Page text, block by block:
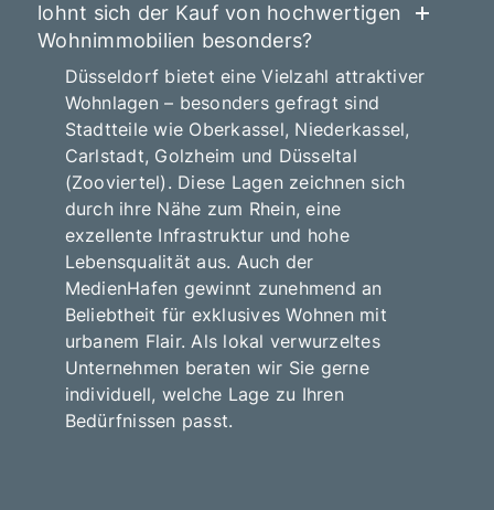
lohnt sich der Kauf von hochwertigen
Wohnimmobilien besonders?
Düsseldorf bietet eine Vielzahl attraktiver
Wohnlagen – besonders gefragt sind
Stadtteile wie Oberkassel, Niederkassel,
Carlstadt, Golzheim und Düsseltal
(Zooviertel). Diese Lagen zeichnen sich
durch ihre Nähe zum Rhein, eine
exzellente Infrastruktur und hohe
Lebensqualität aus. Auch der
MedienHafen gewinnt zunehmend an
Beliebtheit für exklusives Wohnen mit
urbanem Flair. Als lokal verwurzeltes
Unternehmen beraten wir Sie gerne
individuell, welche Lage zu Ihren
Bedürfnissen passt.